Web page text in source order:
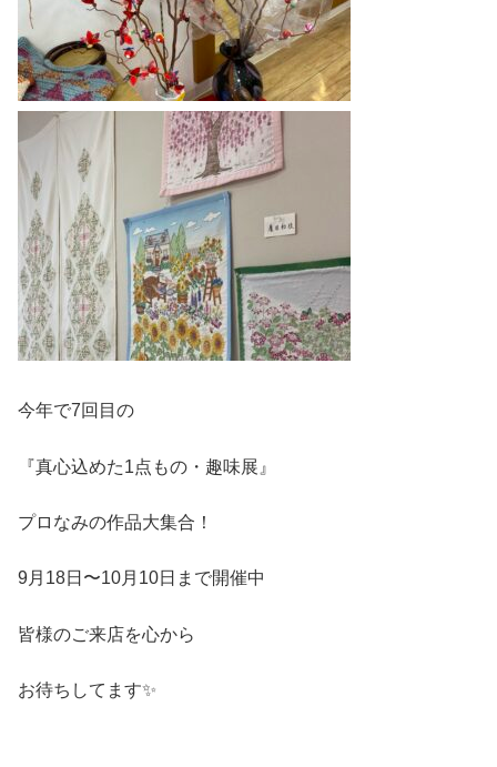
今年で7回目の
『真心込めた1点もの・趣味展』
プロなみの作品大集合！
9月18日〜10月10日まで開催中
皆様のご来店を心から
お待ちしてます✨